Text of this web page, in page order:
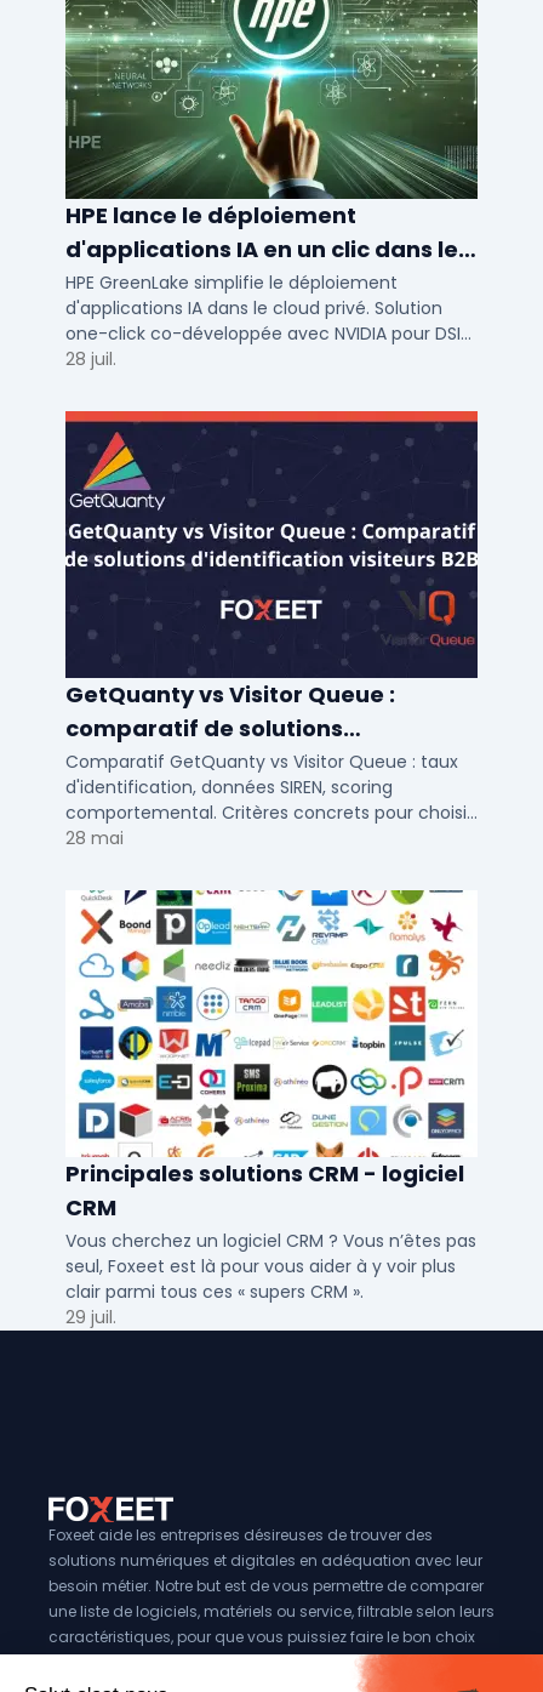
HPE lance le déploiement
d'applications IA en un clic dans le
cloud privé
HPE GreenLake simplifie le déploiement
d'applications IA dans le cloud privé. Solution
one-click co-développée avec NVIDIA pour DSI
de PME et ETI : performance et conformité.
28 juil.
GetQuanty vs Visitor Queue :
comparatif de solutions
d'identification visiteurs B2B
Comparatif GetQuanty vs Visitor Queue : taux
d'identification, données SIREN, scoring
comportemental. Critères concrets pour choisir
votre solution de lead generation B2B en PME et
28 mai
Principales solutions CRM - logiciel
CRM
Vous cherchez un logiciel CRM ? Vous n’êtes pas
seul, Foxeet est là pour vous aider à y voir plus
clair parmi tous ces « supers CRM ».
29 juil.
Foxeet aide les entreprises désireuses de trouver des
solutions numériques et digitales en adéquation avec leur
besoin métier. Notre but est de vous permettre de comparer
une liste de logiciels, matériels ou service, filtrable selon leurs
caractéristiques, pour que vous puissiez faire le bon choix